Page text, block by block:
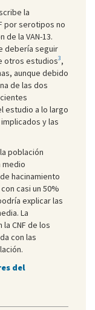
la
por serotipos no
de la VAN-13.
debería seguir
otros estudios3,
aunque debido
de las dos
estudio a lo largo
y las
la población
medio
hacinamiento
casi un 50%
explicar las
La
CNF de los
con las
del